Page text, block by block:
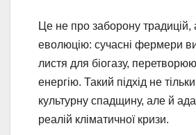
Це не про заборону традицій,
еволюцію: сучасні фермери
листя для біогазу,
енергію. Такий підхід не
культурну спадщину, але й
реалій кліматичної кризи.